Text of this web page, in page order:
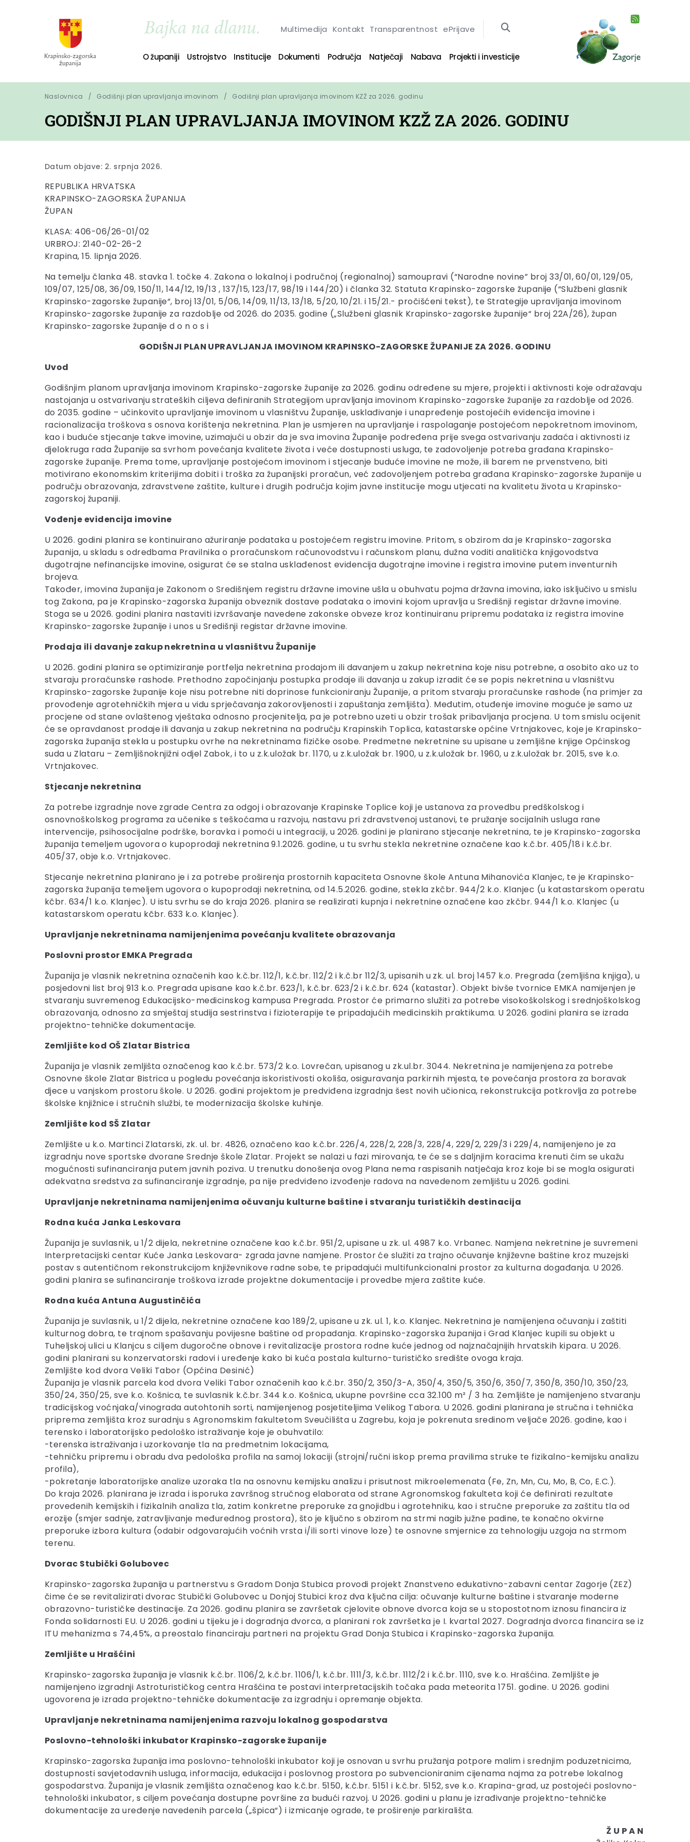
Multimedija Kontakt Transparentnost ePrijave
O županiji Ustrojstvo Institucije Dokumenti Područja Natječaji Nabava Projekti i investicije
Naslovnica Godišnji plan upravljanja imovinom Godišnji plan upravljanja imovinom KZŽ za 2026. godinu
GODIŠNJI PLAN UPRAVLJANJA IMOVINOM KZŽ ZA 2026. GODINU
Datum objave: 2. srpnja 2026.
REPUBLIKA HRVATSKA
KRAPINSKO-ZAGORSKA ŽUPANIJA
ŽUPAN
KLASA: 406-06/26-01/02
URBROJ: 2140-02-26-2
Krapina, 15. lipnja 2026.
Na temelju članka 48. stavka 1. točke 4. Zakona o lokalnoj i područnoj (regionalnoj) samoupravi (“Narodne novine” broj 33/01, 60/01, 129/05,
109/07, 125/08, 36/09, 150/11, 144/12, 19/13 , 137/15, 123/17, 98/19 i 144/20) i članka 32. Statuta Krapinsko-zagorske županije (“Službeni glasnik
Krapinsko-zagorske županije“, broj 13/01, 5/06, 14/09, 11/13, 13/18, 5/20, 10/21. i 15/21.- pročišćeni tekst), te Strategije upravljanja imovinom
Krapinsko-zagorske županije za razdoblje od 2026. do 2035. godine („Službeni glasnik Krapinsko-zagorske županije“ broj 22A/26), župan
Krapinsko-zagorske županije d o n o s i
GODIŠNJI PLAN UPRAVLJANJA IMOVINOM KRAPINSKO-ZAGORSKE ŽUPANIJE ZA 2026. GODINU
Uvod
Godišnjim planom upravljanja imovinom Krapinsko-zagorske županije za 2026. godinu određene su mjere, projekti i aktivnosti koje odražavaju
nastojanja u ostvarivanju strateških ciljeva definiranih Strategijom upravljanja imovinom Krapinsko-zagorske županije za razdoblje od 2026.
do 2035. godine – učinkovito upravljanje imovinom u vlasništvu Županije, usklađivanje i unapređenje postojećih evidencija imovine i
racionalizacija troškova s osnova korištenja nekretnina. Plan je usmjeren na upravljanje i raspolaganje postojećom nepokretnom imovinom,
kao i buduće stjecanje takve imovine, uzimajući u obzir da je sva imovina Županije podređena prije svega ostvarivanju zadaća i aktivnosti iz
djelokruga rada Županije sa svrhom povećanja kvalitete života i veće dostupnosti usluga, te zadovoljenje potreba građana Krapinsko-
zagorske županije. Prema tome, upravljanje postojećom imovinom i stjecanje buduće imovine ne može, ili barem ne prvenstveno, biti
motivirano ekonomskim kriterijima dobiti i troška za županijski proračun, već zadovoljenjem potreba građana Krapinsko-zagorske županije u
području obrazovanja, zdravstvene zaštite, kulture i drugih područja kojim javne institucije mogu utjecati na kvalitetu života u Krapinsko-
zagorskoj županiji.
Vođenje evidencija imovine
U 2026. godini planira se kontinuirano ažuriranje podataka u postojećem registru imovine. Pritom, s obzirom da je Krapinsko-zagorska
županija, u skladu s odredbama Pravilnika o proračunskom računovodstvu i računskom planu, dužna voditi analitička knjigovodstva
dugotrajne nefinancijske imovine, osigurat će se stalna usklađenost evidencija dugotrajne imovine i registra imovine putem inventurnih
brojeva.
Također, imovina županija je Zakonom o Središnjem registru državne imovine ušla u obuhvatu pojma državna imovina, iako isključivo u smislu
tog Zakona, pa je Krapinsko-zagorska županija obveznik dostave podataka o imovini kojom upravlja u Središnji registar državne imovine.
Stoga se u 2026. godini planira nastaviti izvršavanje navedene zakonske obveze kroz kontinuiranu pripremu podataka iz registra imovine
Krapinsko-zagorske županije i unos u Središnji registar državne imovine.
Prodaja ili davanje zakup nekretnina u vlasništvu Županije
U 2026. godini planira se optimiziranje portfelja nekretnina prodajom ili davanjem u zakup nekretnina koje nisu potrebne, a osobito ako uz to
stvaraju proračunske rashode. Prethodno započinjanju postupka prodaje ili davanja u zakup izradit će se popis nekretnina u vlasništvu
Krapinsko-zagorske županije koje nisu potrebne niti doprinose funkcioniranju Županije, a pritom stvaraju proračunske rashode (na primjer za
provođenje agrotehničkih mjera u vidu sprječavanja zakorovljenosti i zapuštanja zemljišta). Međutim, otuđenje imovine moguće je samo uz
procjene od stane ovlaštenog vještaka odnosno procjenitelja, pa je potrebno uzeti u obzir trošak pribavljanja procjena. U tom smislu ocijenit
će se opravdanost prodaje ili davanja u zakup nekretnina na području Krapinskih Toplica, katastarske općine Vrtnjakovec, koje je Krapinsko-
zagorska županija stekla u postupku ovrhe na nekretninama fizičke osobe. Predmetne nekretnine su upisane u zemljišne knjige Općinskog
suda u Zlataru – Zemljišnoknjižni odjel Zabok, i to u z.k.uložak br. 1170, u z.k.uložak br. 1900, u z.k.uložak br. 1960, u z.k.uložak br. 2015, sve k.o.
Vrtnjakovec.
Stjecanje nekretnina
Za potrebe izgradnje nove zgrade Centra za odgoj i obrazovanje Krapinske Toplice koji je ustanova za provedbu predškolskog i
osnovnoškolskog programa za učenike s teškoćama u razvoju, nastavu pri zdravstvenoj ustanovi, te pružanje socijalnih usluga rane
intervencije, psihosocijalne podrške, boravka i pomoći u integraciji, u 2026. godini je planirano stjecanje nekretnina, te je Krapinsko-zagorska
županija temeljem ugovora o kupoprodaji nekretnina 9.1.2026. godine, u tu svrhu stekla nekretnine označene kao k.č.br. 405/18 i k.č.br.
405/37, obje k.o. Vrtnjakovec.
Stjecanje nekretnina planirano je i za potrebe proširenja prostornih kapaciteta Osnovne škole Antuna Mihanovića Klanjec, te je Krapinsko-
zagorska županija temeljem ugovora o kupoprodaji nekretnina, od 14.5.2026. godine, stekla zkčbr. 944/2 k.o. Klanjec (u katastarskom operatu
kčbr. 634/1 k.o. Klanjec). U istu svrhu se do kraja 2026. planira se realizirati kupnja i nekretnine označene kao zkčbr. 944/1 k.o. Klanjec (u
katastarskom operatu kčbr. 633 k.o. Klanjec).
Upravljanje nekretninama namijenjenima povećanju kvalitete obrazovanja
Poslovni prostor EMKA Pregrada
Županija je vlasnik nekretnina označenih kao k.č.br. 112/1, k.č.br. 112/2 i k.č.br 112/3, upisanih u zk. ul. broj 1457 k.o. Pregrada (zemljišna knjiga), u
posjedovni list broj 913 k.o. Pregrada upisane kao k.č.br. 623/1, k.č.br. 623/2 i k.č.br. 624 (katastar). Objekt bivše tvornice EMKA namijenjen je
stvaranju suvremenog Edukacijsko-medicinskog kampusa Pregrada. Prostor će primarno služiti za potrebe visokoškolskog i srednjoškolskog
obrazovanja, odnosno za smještaj studija sestrinstva i fizioterapije te pripadajućih medicinskih praktikuma. U 2026. godini planira se izrada
projektno-tehničke dokumentacije.
Zemljište kod OŠ Zlatar Bistrica
Županija je vlasnik zemljišta označenog kao k.č.br. 573/2 k.o. Lovrečan, upisanog u zk.ul.br. 3044. Nekretnina je namijenjena za potrebe
Osnovne škole Zlatar Bistrica u pogledu povećanja iskoristivosti okoliša, osiguravanja parkirnih mjesta, te povećanja prostora za boravak
djece u vanjskom prostoru škole. U 2026. godini projektom je predviđena izgradnja šest novih učionica, rekonstrukcija potkrovlja za potrebe
školske knjižnice i stručnih službi, te modernizacija školske kuhinje.
Zemljište kod SŠ Zlatar
Zemljište u k.o. Martinci Zlatarski, zk. ul. br. 4826, označeno kao k.č.br. 226/4, 228/2, 228/3, 228/4, 229/2, 229/3 i 229/4, namijenjeno je za
izgradnju nove sportske dvorane Srednje škole Zlatar. Projekt se nalazi u fazi mirovanja, te će se s daljnjim koracima krenuti čim se ukažu
mogućnosti sufinanciranja putem javnih poziva. U trenutku donošenja ovog Plana nema raspisanih natječaja kroz koje bi se mogla osigurati
adekvatna sredstva za sufinanciranje izgradnje, pa nije predviđeno izvođenje radova na navedenom zemljištu u 2026. godini.
Upravljanje nekretninama namijenjenima očuvanju kulturne baštine i stvaranju turističkih destinacija
Rodna kuća Janka Leskovara
Županija je suvlasnik, u 1/2 dijela, nekretnine označene kao k.č.br. 951/2, upisane u zk. ul. 4987 k.o. Vrbanec. Namjena nekretnine je suvremeni
Interpretacijski centar Kuće Janka Leskovara- zgrada javne namjene. Prostor će služiti za trajno očuvanje književne baštine kroz muzejski
postav s autentičnom rekonstrukcijom književnikove radne sobe, te pripadajući multifunkcionalni prostor za kulturna događanja. U 2026.
godini planira se sufinanciranje troškova izrade projektne dokumentacije i provedbe mjera zaštite kuće.
Rodna kuća Antuna Augustinčića
Županija je suvlasnik, u 1/2 dijela, nekretnine označene kao 189/2, upisane u zk. ul. 1, k.o. Klanjec. Nekretnina je namijenjena očuvanju i zaštiti
kulturnog dobra, te trajnom spašavanju povijesne baštine od propadanja. Krapinsko-zagorska županija i Grad Klanjec kupili su objekt u
Tuheljskoj ulici u Klanjcu s ciljem dugoročne obnove i revitalizacije prostora rodne kuće jednog od najznačajnijih hrvatskih kipara. U 2026.
godini planirani su konzervatorski radovi i uređenje kako bi kuća postala kulturno-turističko središte ovoga kraja.
Zemljište kod dvora Veliki Tabor (Općina Desinić)
Županija je vlasnik parcela kod dvora Veliki Tabor označenih kao k.č.br. 350/2, 350/3-A, 350/4, 350/5, 350/6, 350/7, 350/8, 350/10, 350/23,
350/24, 350/25, sve k.o. Košnica, te suvlasnik k.č.br. 344 k.o. Košnica, ukupne površine cca 32.100 m² / 3 ha. Zemljište je namijenjeno stvaranju
tradicijskog voćnjaka/vinograda autohtonih sorti, namijenjenog posjetiteljima Velikog Tabora. U 2026. godini planirana je stručna i tehnička
priprema zemljišta kroz suradnju s Agronomskim fakultetom Sveučilišta u Zagrebu, koja je pokrenuta sredinom veljače 2026. godine, kao i
terensko i laboratorijsko pedološko istraživanje koje je obuhvatilo:
-terenska istraživanja i uzorkovanje tla na predmetnim lokacijama,
-tehničku pripremu i obradu dva pedološka profila na samoj lokaciji (strojni/ručni iskop prema pravilima struke te fizikalno-kemijsku analizu
profila),
-pokretanje laboratorijske analize uzoraka tla na osnovnu kemijsku analizu i prisutnost mikroelemenata (Fe, Zn, Mn, Cu, Mo, B, Co, E.C.).
Do kraja 2026. planirana je izrada i isporuka završnog stručnog elaborata od strane Agronomskog fakulteta koji će definirati rezultate
provedenih kemijskih i fizikalnih analiza tla, zatim konkretne preporuke za gnojidbu i agrotehniku, kao i stručne preporuke za zaštitu tla od
erozije (smjer sadnje, zatravljivanje međurednog prostora), što je ključno s obzirom na strmi nagib južne padine, te konačno okvirne
preporuke izbora kultura (odabir odgovarajućih voćnih vrsta i/ili sorti vinove loze) te osnovne smjernice za tehnologiju uzgoja na strmom
terenu.
Dvorac Stubički Golubovec
Krapinsko-zagorska županija u partnerstvu s Gradom Donja Stubica provodi projekt Znanstveno edukativno-zabavni centar Zagorje (ZEZ)
čime će se revitalizirati dvorac Stubički Golubovec u Donjoj Stubici kroz dva ključna cilja: očuvanje kulturne baštine i stvaranje moderne
obrazovno-turističke destinacije. Za 2026. godinu planira se završetak cjelovite obnove dvorca koja se u stopostotnom iznosu financira iz
Fonda solidarnosti EU. U 2026. godini u tijeku je i dogradnja dvorca, a planirani rok završetka je I. kvartal 2027. Dogradnja dvorca financira se iz
ITU mehanizma s 74,45%, a preostalo financiraju partneri na projektu Grad Donja Stubica i Krapinsko-zagorska županija.
Zemljište u Hrašćini
Krapinsko-zagorska županija je vlasnik k.č.br. 1106/2, k.č.br. 1106/1, k.č.br. 1111/3, k.č.br. 1112/2 i k.č.br. 1110, sve k.o. Hrašćina. Zemljište je
namijenjeno izgradnji Astroturističkog centra Hrašćina te postavi interpretacijskih točaka pada meteorita 1751. godine. U 2026. godini
ugovorena je izrada projektno-tehničke dokumentacije za izgradnju i opremanje objekta.
Upravljanje nekretninama namijenjenima razvoju lokalnog gospodarstva
Poslovno-tehnološki inkubator Krapinsko-zagorske županije
Krapinsko-zagorska županija ima poslovno-tehnološki inkubator koji je osnovan u svrhu pružanja potpore malim i srednjim poduzetnicima,
dostupnosti savjetodavnih usluga, informacija, edukacija i poslovnog prostora po subvencioniranim cijenama najma za potrebe lokalnog
gospodarstva. Županija je vlasnik zemljišta označenog kao k.č.br. 5150, k.č.br. 5151 i k.č.br. 5152, sve k.o. Krapina-grad, uz postojeći poslovno-
tehnološki inkubator, s ciljem povećanja dostupne površine za budući razvoj. U 2026. godini u planu je izrađivanje projektno-tehničke
dokumentacije za uređenje navedenih parcela („špica“) i izmicanje ograde, te proširenje parkirališta.
Ž U P A N